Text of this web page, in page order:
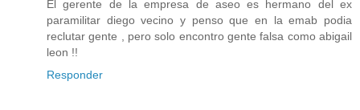
El gerente de la empresa de aseo es hermano del ex
paramilitar diego vecino y penso que en la emab podia
reclutar gente , pero solo encontro gente falsa como abigail
leon !!
Responder